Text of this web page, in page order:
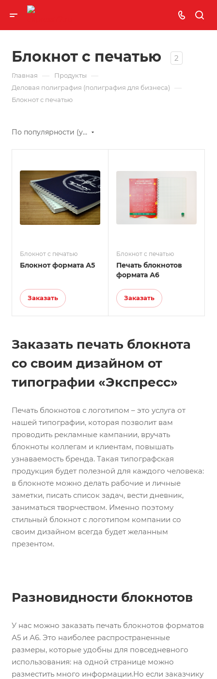
Блокнот с печатью 2
Главная — Продукты —
Деловая полиграфия (полиграфия для бизнеса) —
Блокнот с печатью
По популярности (убывание)
Блокнот с печатью
Блокнот формата А5
Заказать
Блокнот с печатью
Печать блокнотов
формата А6
Заказать
Заказать печать блокнота
со своим дизайном от
типографии «Экспресс»
Печать блокнотов с логотипом – это услуга от
нашей типографии, которая позволит вам
проводить рекламные кампании, вручать
блокноты коллегам и клиентам, повышать
узнаваемость бренда. Такая типографская
продукция будет полезной для каждого человека:
в блокноте можно делать рабочие и личные
заметки, писать список задач, вести дневник,
заниматься творчеством. Именно поэтому
стильный блокнот с логотипом компании со
своим дизайном всегда будет желанным
презентом.
Разновидности блокнотов
У нас можно заказать печать блокнотов форматов
А5 и А6. Это наиболее распространенные
размеры, которые удобны для повседневного
использования: на одной странице можно
разместить много информации.Но если заказчику